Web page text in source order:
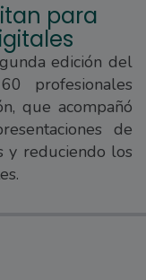
para
edición del
profesionales
que acompañó
de
y reduciendo los